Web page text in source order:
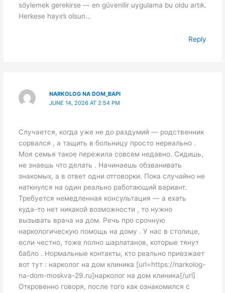
söylemek gerekirse — en güvenilir uygulama bu oldu artık.
Herkese hayırlı olsun…
Reply
NARKOLOG NA DOM_BAPI
JUNE 14, 2026 AT 2:54 PM
Случается, когда уже не до раздумий — родственник
сорвался , а тащить в больницу просто нереально .
Моя семья такое пережила совсем недавно. Сидишь,
не знаешь что делать . Начинаешь обзванивать
знакомых, а в ответ одни отговорки. Пока случайно не
наткнулся на один реально работающий вариант.
Требуется немедленная консультация — а ехать
куда-то нет никакой возможности , то нужно
вызывать врача на дом. Речь про срочную
наркологическую помощь на дому . У нас в столице,
если честно, тоже полно шарлатанов, которые тянут
бабло . Нормальные контакты, кто реально приезжает
вот тут : нарколог на дом клиника [url=https://narkolog-
na-dom-moskva-29.ru]нарколог на дом клиника[/url]
Откровенно говоря, после того как ознакомился с